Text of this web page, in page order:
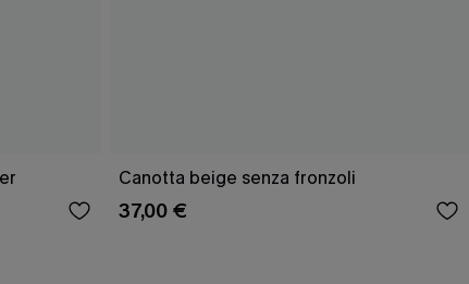
Canotta beige senza fronzoli
37,00 €